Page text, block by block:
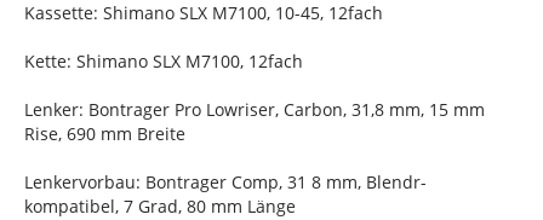
Kassette: Shimano SLX M7100, 10-45, 12fach
Kette: Shimano SLX M7100, 12fach
Lenker: Bontrager Pro Lowriser, Carbon, 31,8 mm, 15 mm
Rise, 690 mm Breite
Lenkervorbau: Bontrager Comp, 31 8 mm, Blendr-
kompatibel, 7 Grad, 80 mm Länge